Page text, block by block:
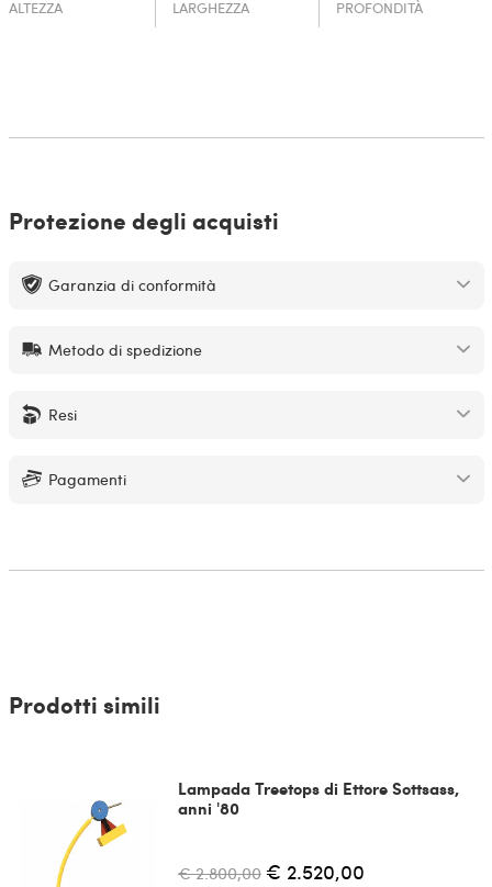
ALTEZZA LARGHEZZA PROFONDITÀ
Protezione degli acquisti
Garanzia di conformità
Metodo di spedizione
Resi
Pagamenti
Prodotti simili
Lampada Treetops di Ettore Sottsass,
anni '80
€ 2.800,00 € 2.520,00